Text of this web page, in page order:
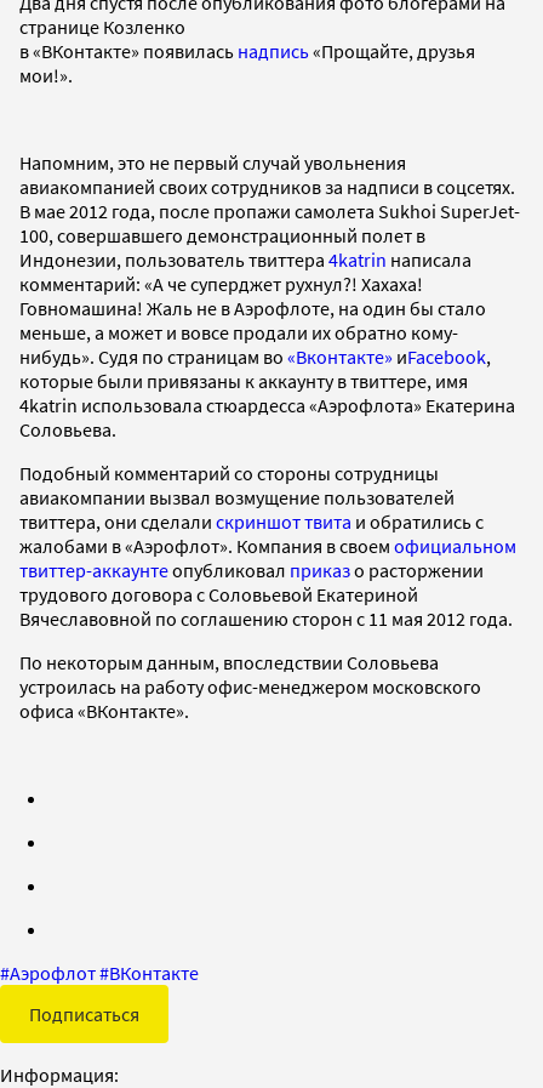
странице Козленко
в «ВКонтакте» появилась надпись«Прощайте, друзья
мои!».
Напомним, это не первый случай увольнения
авиакомпанией своих сотрудников за надписи в соцсетях.
В мае 2012 года, после пропажи самолета Sukhoi SuperJet-
100, совершавшего демонстрационный полет в
Индонезии, пользователь твиттера 4katrin написала
комментарий: «А че суперджет рухнул?! Хахаха!
Говномашина! Жаль не в Аэрофлоте, на один бы стало
меньше, а может и вовсе продали их обратно кому-
нибудь». Судя по страницам во «Вконтакте» иFacebook,
которые были привязаны к аккаунту в твиттере, имя
4katrin использовала стюардесса «Аэрофлота» Екатерина
Соловьева.
Подобный комментарий со стороны сотрудницы
авиакомпании вызвал возмущение пользователей
твиттера, они сделали скриншот твита и обратились с
жалобами в «Аэрофлот». Компания в своем официальном
твиттер-аккаунтеопубликовал приказо расторжении
трудового договора с Соловьевой Екатериной
Вячеславовной по соглашению сторон с 11 мая 2012 года.
По некоторым данным, впоследствии Соловьева
устроилась на работу офис-менеджером московского
офиса «ВКонтакте».
#Аэрофлот#ВКонтакте
Подписаться
Информация: